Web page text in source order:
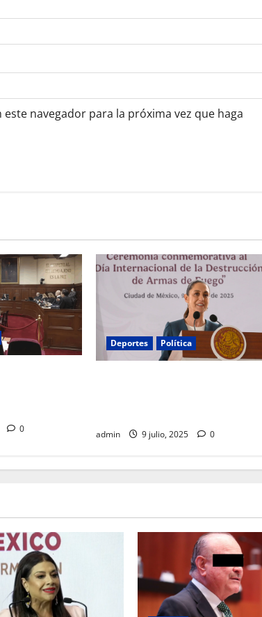
navegador para la próxima vez que haga
0
Deportes Política
admin 9 julio, 2025 0